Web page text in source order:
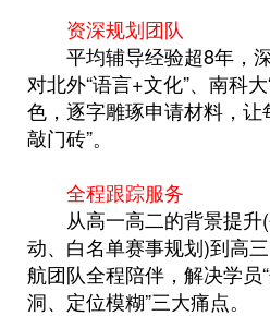
资深规划团队
平均辅导经验超8年，
对北外“语言+文化”、南科
色，逐字雕琢申请材料，让
敲门砖”。
全程跟踪服务
从高一高二的背景提升(
动、白名单赛事规划)到高
航团队全程陪伴，解决学员
洞、定位模糊”三大痛点。